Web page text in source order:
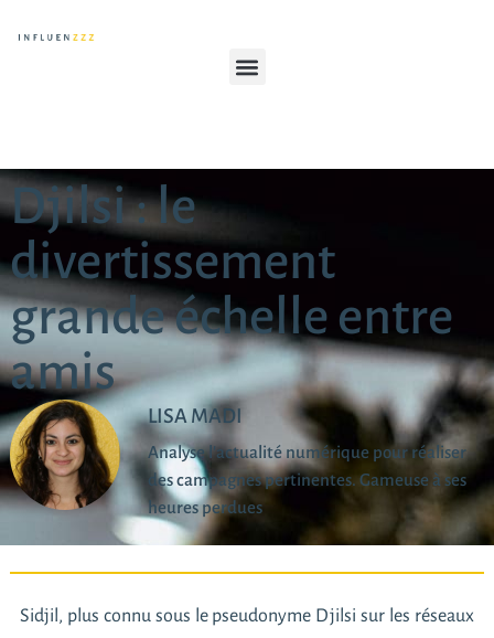
Djilsi : le
divertissement
grande échelle entre
amis
LISA MADI
Analyse l'actualité numérique pour réaliser
des campagnes pertinentes. Gameuse à ses
heures perdues
Sidjil, plus connu sous le pseudonyme Djilsi sur les réseaux